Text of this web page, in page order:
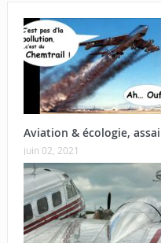
Aviation & écologie,
juin 02, 2021